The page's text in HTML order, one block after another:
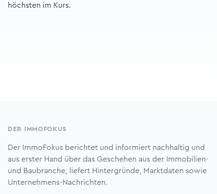
höchsten im Kurs.
DER IMMOFOKUS
Der ImmoFokus berichtet und informiert nachhaltig und
aus erster Hand über das Geschehen aus der Immobilien-
und Baubranche, liefert Hintergründe, Marktdaten sowie
Unternehmens-Nachrichten.